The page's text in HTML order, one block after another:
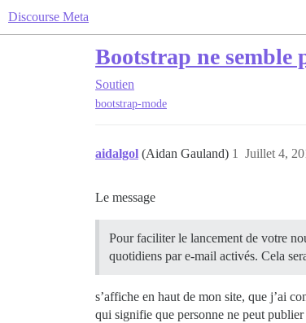
Discourse Meta
Bootstrap ne semble
Soutien
bootstrap-mode
aidalgol (Aidan Gauland) Juillet 4,
1
Le message
Pour faciliter le lancement de votre
quotidiens par e-mail activés. Cela
s’affiche en haut de mon site, que j’ai
qui signifie que personne ne peut